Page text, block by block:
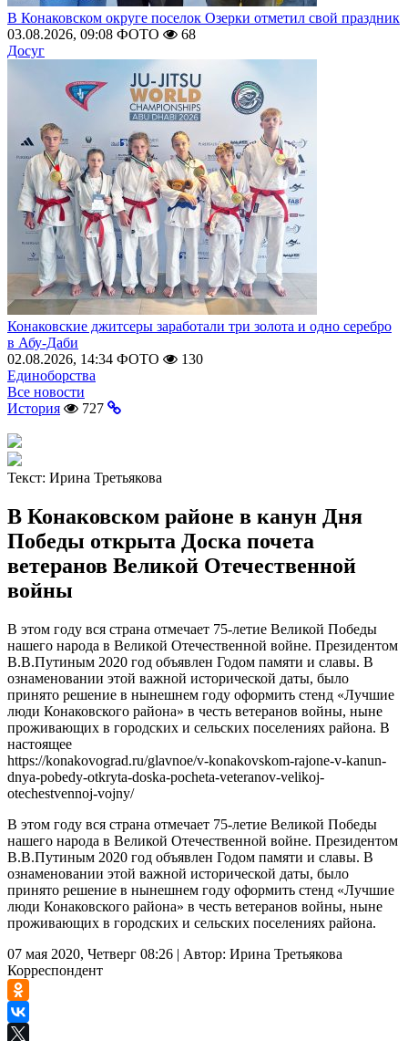
В Конаковском округе поселок Озерки отметил свой праздник
03.08.2026, 09:08 ФОТО
68
Досуг
Конаковские джитсеры заработали три золота и одно серебро
в Абу-Даби
02.08.2026, 14:34 ФОТО
130
Единоборства
Все новости
История
727
Текст: Ирина Третьякова
В Конаковском районе в канун Дня
Победы открыта Доска почета
ветеранов Великой Отечественной
войны
В этом году вся страна отмечает 75-летие Великой Победы
нашего народа в Великой Отечественной войне. Президентом
В.В.Путиным 2020 год объявлен Годом памяти и славы. В
ознаменовании этой важной исторической даты, было
принято решение в нынешнем году оформить стенд «Лучшие
люди Конаковского района» в честь ветеранов войны, ныне
проживающих в городских и сельских поселениях района. В
настоящее
https://konakovograd.ru/glavnoe/v-konakovskom-rajone-v-kanun-
dnya-pobedy-otkryta-doska-pocheta-veteranov-velikoj-
otechestvennoj-vojny/
В этом году вся страна отмечает 75-летие Великой Победы
нашего народа в Великой Отечественной войне. Президентом
В.В.Путиным 2020 год объявлен Годом памяти и славы. В
ознаменовании этой важной исторической даты, было
принято решение в нынешнем году оформить стенд «Лучшие
люди Конаковского района» в честь ветеранов войны, ныне
проживающих в городских и сельских поселениях района.
07 мая 2020, Четверг 08:26 | Автор: Ирина Третьякова
Корреспондент